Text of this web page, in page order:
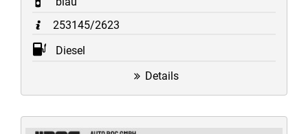
253145/2623
Diesel
Details